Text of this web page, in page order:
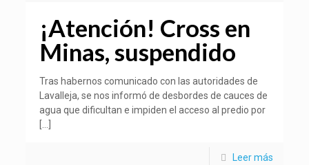
¡Atención! Cross en
Minas, suspendido
Tras habernos comunicado con las autoridades de
Lavalleja, se nos informó de desbordes de cauces de
agua que dificultan e impiden el acceso al predio por
[…]
Leer más